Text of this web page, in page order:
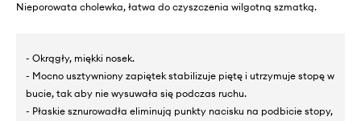
Nieporowata cholewka, łatwa do czyszczenia wilgotną szmatką.
- Okrągły, miękki nosek.
- Mocno usztywniony zapiętek stabilizuje piętę i utrzymuje stopę w
bucie, tak aby nie wysuwała się podczas ruchu.
- Płaskie sznurowadła eliminują punkty nacisku na podbicie stopy,